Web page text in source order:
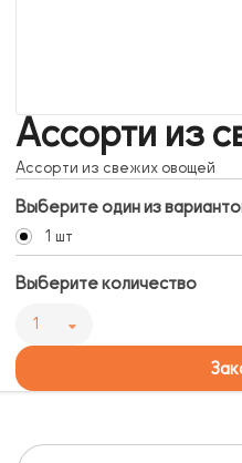
Ассорти из
Ассорти из свежих овощей
Выберите один из
1 шт
Выберите количество
1